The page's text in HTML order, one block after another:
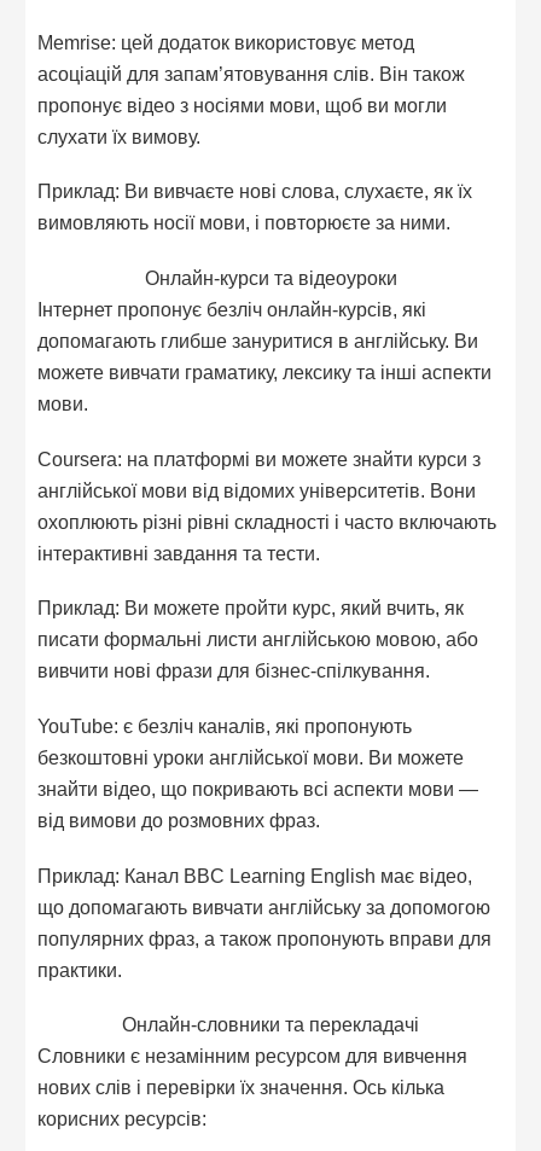
Memrise: цей додаток використовує метод
асоціацій для запам’ятовування слів. Він також
пропонує відео з носіями мови, щоб ви могли
слухати їх вимову.
Приклад: Ви вивчаєте нові слова, слухаєте, як їх
вимовляють носії мови, і повторюєте за ними.
Онлайн-курси та відеоуроки
Інтернет пропонує безліч онлайн-курсів, які
допомагають глибше зануритися в англійську. Ви
можете вивчати граматику, лексику та інші аспекти
мови.
Coursera: на платформі ви можете знайти курси з
англійської мови від відомих університетів. Вони
охоплюють різні рівні складності і часто включають
інтерактивні завдання та тести.
Приклад: Ви можете пройти курс, який вчить, як
писати формальні листи англійською мовою, або
вивчити нові фрази для бізнес-спілкування.
YouTube: є безліч каналів, які пропонують
безкоштовні уроки англійської мови. Ви можете
знайти відео, що покривають всі аспекти мови —
від вимови до розмовних фраз.
Приклад: Канал BBC Learning English має відео,
що допомагають вивчати англійську за допомогою
популярних фраз, а також пропонують вправи для
практики.
Онлайн-словники та перекладачі
Словники є незамінним ресурсом для вивчення
нових слів і перевірки їх значення. Ось кілька
корисних ресурсів: